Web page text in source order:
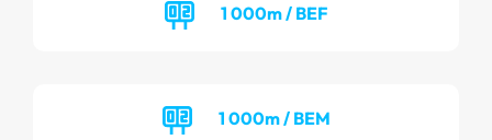
1 000m / BEF
1 000m / BEM